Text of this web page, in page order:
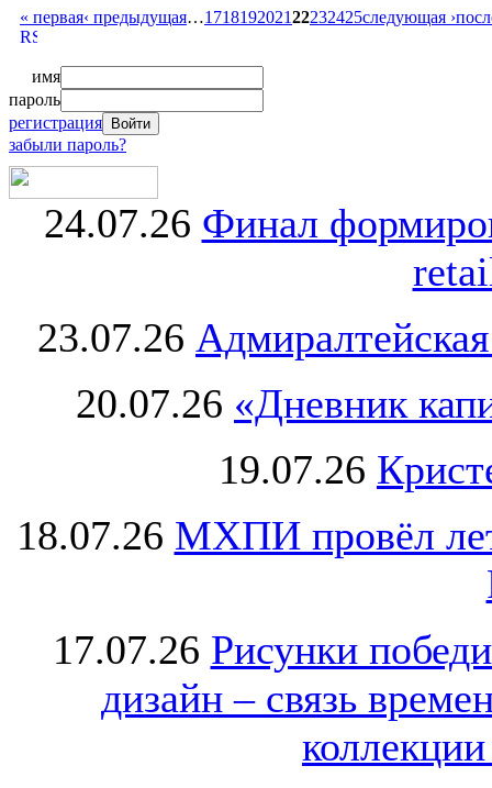
« первая‹ предыдущая…171819202122232425следующая ›
имя
пароль
регистрация
забыли пароль?
24.07.26 Финал
23.07.26
20.07.26 «Дневник
19.07.26
18.07.26 МХПИ провёл
17.07.26 Рисунки
дизайн – связь